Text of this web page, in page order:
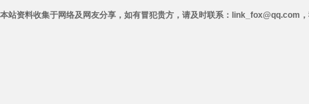
本站资料收集于网络及网友分享，如有冒犯贵方，请及时联系：link_fox@qq.com